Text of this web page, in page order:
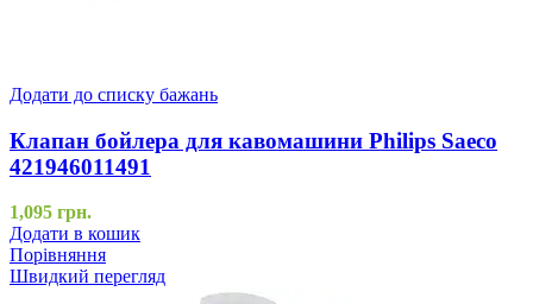
Додати до списку бажань
Клапан бойлера для кавомашини Philips Saeco
421946011491
1,095 грн.
Додати в кошик
Порівняння
Швидкий перегляд